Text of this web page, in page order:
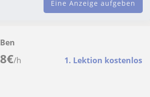
Eine Anzeige aufgeben
8€/h 1. Lektion kostenlos
Ben